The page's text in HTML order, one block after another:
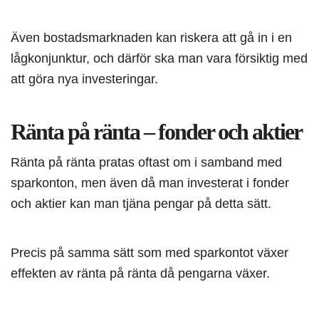
Även bostadsmarknaden kan riskera att gå in i en
lågkonjunktur, och därför ska man vara försiktig med
att göra nya investeringar.
Ränta på ränta – fonder och aktier
Ränta på ränta pratas oftast om i samband med
sparkonton, men även då man investerat i fonder
och aktier kan man tjäna pengar på detta sätt.
Precis på samma sätt som med sparkontot växer
effekten av ränta på ränta då pengarna växer.